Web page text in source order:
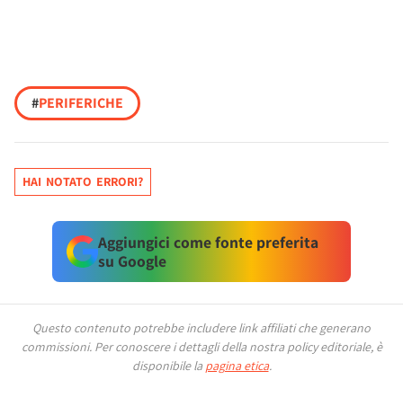
#PERIFERICHE
HAI NOTATO ERRORI?
Aggiungici come fonte preferita
su Google
Questo contenuto potrebbe includere link affiliati che generano
commissioni. Per conoscere i dettagli della nostra policy editoriale, è
disponibile la pagina etica.